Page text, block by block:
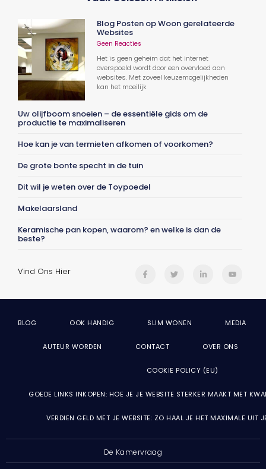
Blog Posten op Woon gerelateerde
Websites
Geen Reacties
Het is geen geheim dat het internet
overspoeld wordt door een overvloed aan
websites. Met zoveel keuzemogelijkheden
kan het moeilijk
Uw olijfboom snoeien – de essentiële gids om de
productie te maximaliseren
Hoe kan je van termieten afkomen of voorkomen?
De grote bonte specht in de tuin
Dit wil je weten over de Toypoedel
Makelaarsland
Keramische pan kopen, waarom? en welke is dan de
beste?
Vind Ons Hier
BLOG OOK HANDIG SLIM WONEN MEDIA
AUTEUR WORDEN CONTACT OVER ONS
COOKIE POLICY (EU)
GOEDE LINKS INKOPEN: HOE JE JE WEBSITE STERKER MAAKT MET
VERDIEN GELD MET JE WEBSITE: ZO HAAL JE HET MAXIMALE UIT
De Kamervraag